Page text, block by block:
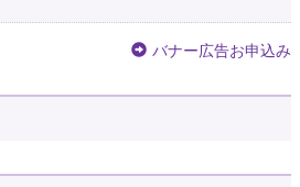
バナー広告お申込み